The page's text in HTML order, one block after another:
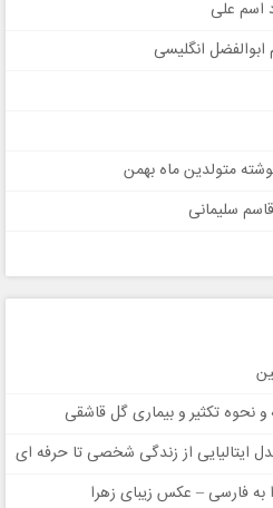
اسم علی
انگلیسی
متولدین ماه بهمن
سلیمانی
نحوه تکثیر و بیماری گل قاشقی
ایتالیایی از زندگی شخصی تا حرفه ای
فارسی – عکس زیبای زهرا